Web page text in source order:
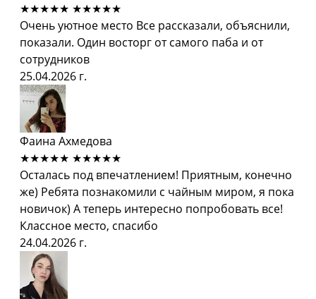
★★★★★ ★★★★★
Очень уютное место Все рассказали, объяснили,
показали. Один восторг от самого паба и от
сотрудников
25.04.2026 г.
Фаина Ахмедова
★★★★★ ★★★★★
Осталась под впечатлением! Приятным, конечно
же) Ребята познакомили с чайным миром, я пока
новичок) А теперь интересно попробовать все!
Классное место, спасибо
24.04.2026 г.